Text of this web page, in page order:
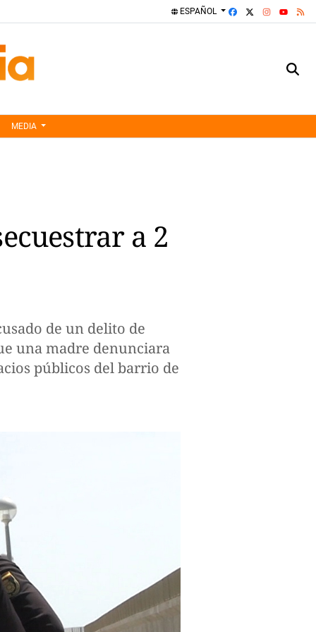
ESPAÑOL FACEBOOK
YOUTUBE
MEDIA
a 2
de un delito de
una madre denunciara
públicos del barrio de